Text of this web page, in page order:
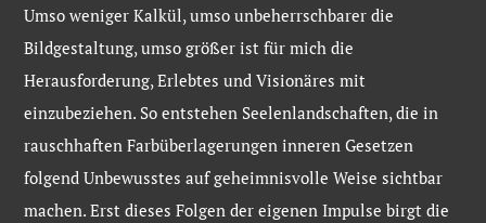
Umso weniger Kalkül, umso unbeherrschbarer die
Bildgestaltung, umso größer ist für mich die
Herausforderung, Erlebtes und Visionäres mit
einzubeziehen. So entstehen Seelenlandschaften, die in
rauschhaften Farbüberlagerungen inneren Gesetzen
folgend Unbewusstes auf geheimnisvolle Weise sichtbar
machen. Erst dieses Folgen der eigenen Impulse birgt die